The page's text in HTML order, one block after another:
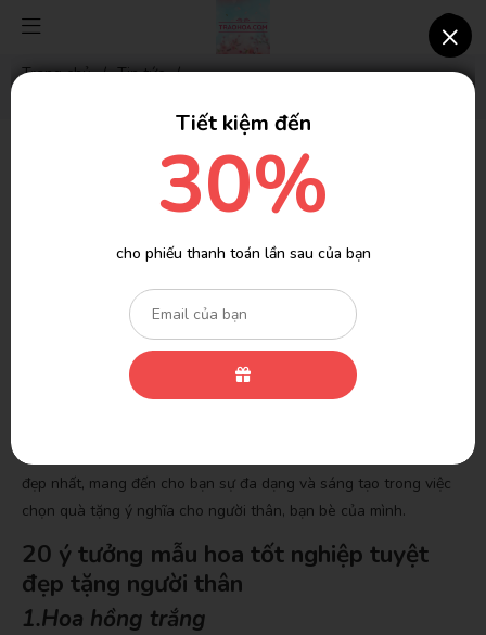
Trang chủ / Tin tức /
Khám phá 20+ ý tưởng mẫu hoa tốt nghiệp
Buổi lễ tốt nghiệp không chỉ là một dịp quan trọng để tôn vinh
sự nỗ lực và thành công của sinh viên mà còn là dịp để chia sẻ
niềm vui và hoan hỉ với gia đình và bạn bè. Trong không khí
trang trọng và ấm cúng của buổi lễ, một trong những điểm nhấn
nghĩa. Bài viết này sẽ khám phá 20+ ý tưởng mẫu hoa tốt nghiệp
đẹp nhất, mang đến cho bạn sự đa dạng và sáng tạo trong việc
chọn quà tặng ý nghĩa cho người thân, bạn bè của mình.
20 ý tưởng mẫu hoa tốt nghiệp tuyệt
đẹp tặng người thân
1.Hoa hồng trắng
×
Tiết kiệm đến
30%
cho phiếu thanh toán lần sau của bạn